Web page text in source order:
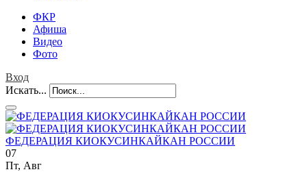
ФКР
Афиша
Видео
Фото
Вход
Искать...
ФЕДЕРАЦИЯ КИОКУСИНКАЙКАН РОССИИ
07
Пт, Авг